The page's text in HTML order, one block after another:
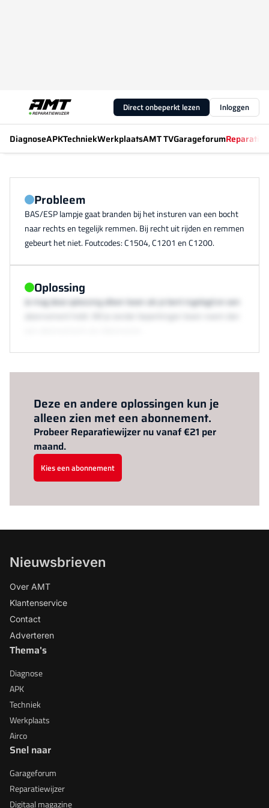
Direct onbeperkt lezen Inloggen
DiagnoseAPKTechniekWerkplaatsAMT TVGarageforum
Probleem
BAS/ESP lampje gaat branden bij het insturen van een bocht
naar rechts en tegelijk remmen. Bij recht uit rijden en remmen
gebeurt het niet. Foutcodes: C1504, C1201 en C1200.
Oplossing
Je mag deze oplossing alleen lezen als je bent ingelogd en een
Deze en andere oplossingen kun je
alleen zien met een abonnement.
Probeer Reparatiewijzer nu vanaf €21 per
maand.
Kies een abonnement
Nieuwsbrieven
Over AMT
Klantenservice
Contact
Adverteren
Thema's
Diagnose
APK
Techniek
Werkplaats
Airco
Snel naar
Garageforum
Reparatiewijzer
Digitaal magazine